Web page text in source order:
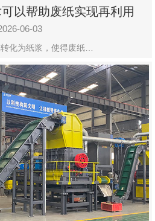
以帮助废纸实现再利用
06-03
化为纸浆，使得废纸…